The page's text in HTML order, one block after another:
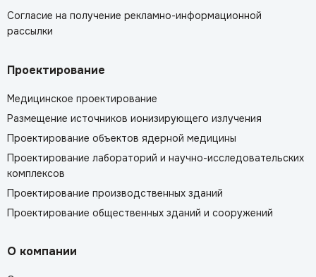
Согласие на получение рекламно-информационной
рассылки
Проектирование
Медицинское проектирование
Размещение источников ионизирующего излучения
Проектирование объектов ядерной медицины
Проектирование лабораторий и научно-исследовательских
комплексов
Проектирование производственных зданий
Проектирование общественных зданий и сооружений
О компании